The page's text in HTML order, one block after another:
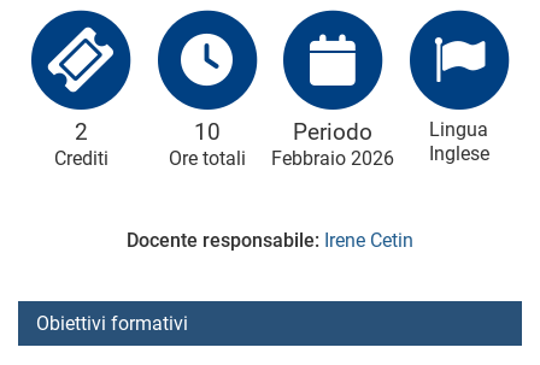
2
Crediti
10
Ore totali
Periodo
Febbraio 2026
Lingua
Inglese
Docente responsabile: Irene Cetin
Obiettivi formativi